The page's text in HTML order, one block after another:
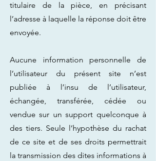
titulaire de la pièce, en précisant
l’adresse à laquelle la réponse doit être
envoyée.
Aucune information personnelle de
l’utilisateur du présent site n’est
publiée à l’insu de l’utilisateur,
échangée, transférée, cédée ou
vendue sur un support quelconque à
des tiers. Seule l’hypothèse du rachat
de ce site et de ses droits permettrait
la transmission des dites informations à